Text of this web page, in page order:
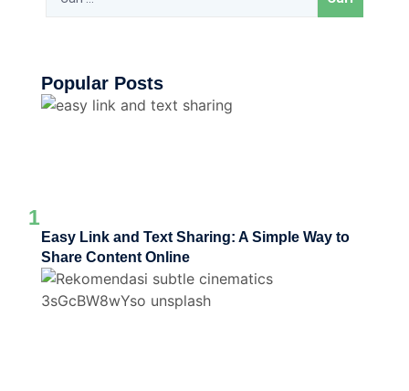
Popular Posts
1
Easy Link and Text Sharing: A Simple Way to
Share Content Online